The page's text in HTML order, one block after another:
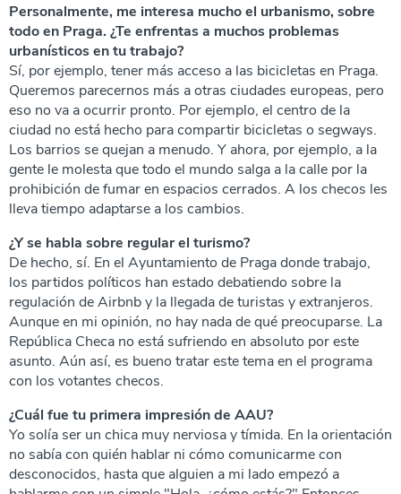
Personalmente, me interesa mucho el urbanismo, sobre
todo en Praga. ¿Te enfrentas a muchos problemas
urbanísticos en tu trabajo?
Sí, por ejemplo, tener más acceso a las bicicletas en Praga.
Queremos parecernos más a otras ciudades europeas, pero
eso no va a ocurrir pronto. Por ejemplo, el centro de la
ciudad no está hecho para compartir bicicletas o segways.
Los barrios se quejan a menudo. Y ahora, por ejemplo, a la
gente le molesta que todo el mundo salga a la calle por la
prohibición de fumar en espacios cerrados. A los checos les
lleva tiempo adaptarse a los cambios.
¿Y se habla sobre regular el turismo?
De hecho, sí. En el Ayuntamiento de Praga donde trabajo,
los partidos políticos han estado debatiendo sobre la
regulación de Airbnb y la llegada de turistas y extranjeros.
Aunque en mi opinión, no hay nada de qué preocuparse. La
República Checa no está sufriendo en absoluto por este
asunto. Aún así, es bueno tratar este tema en el programa
con los votantes checos.
¿Cuál fue tu primera impresión de AAU?
Yo solía ser un chica muy nerviosa y tímida. En la orientación
no sabía con quién hablar ni cómo comunicarme con
desconocidos, hasta que alguien a mi lado empezó a